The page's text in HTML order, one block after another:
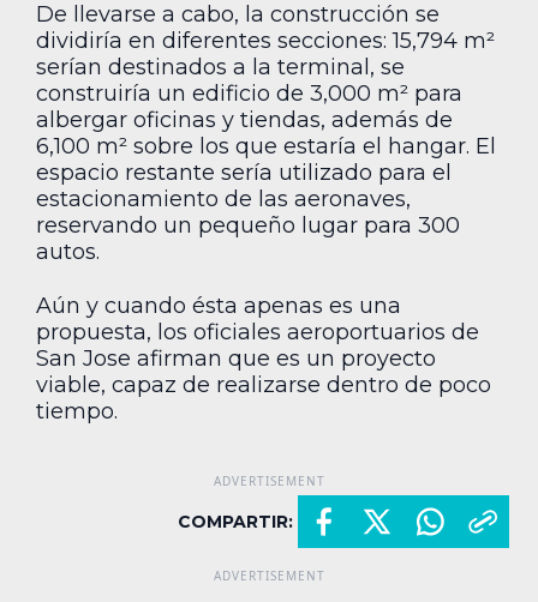
De llevarse a cabo, la construcción se
dividiría en diferentes secciones: 15,794 m²
serían destinados a la terminal, se
construiría un edificio de 3,000 m² para
albergar oficinas y tiendas, además de
6,100 m² sobre los que estaría el hangar. El
espacio restante sería utilizado para el
estacionamiento de las aeronaves,
reservando un pequeño lugar para 300
autos.
Aún y cuando ésta apenas es una
propuesta, los oficiales aeroportuarios de
San Jose afirman que es un proyecto
viable, capaz de realizarse dentro de poco
tiempo.
COMPARTIR: